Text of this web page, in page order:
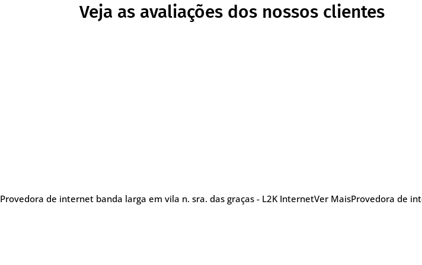
Veja as avaliações dos nossos clientes
Provedora de internet banda larga em vila n. sra. das graças - L2K InternetVer MaisProvedora de